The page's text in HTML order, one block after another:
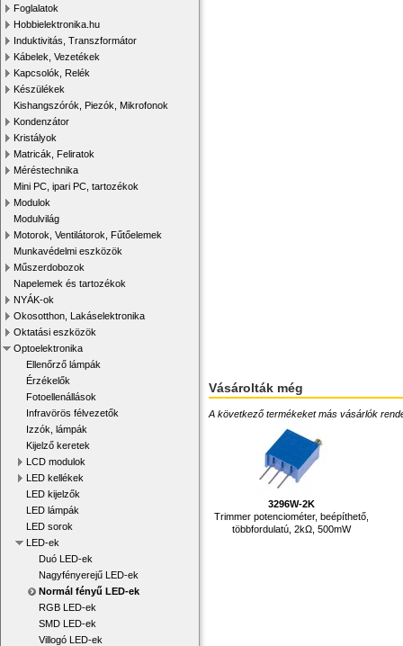
Foglalatok
Hobbielektronika.hu
Induktivitás, Transzformátor
Kábelek, Vezetékek
Kapcsolók, Relék
Készülékek
Kishangszórók, Piezók, Mikrofonok
Kondenzátor
Kristályok
Matricák, Feliratok
Méréstechnika
Mini PC, ipari PC, tartozékok
Modulok
Modulvilág
Motorok, Ventilátorok, Fűtőelemek
Munkavédelmi eszközök
Műszerdobozok
Napelemek és tartozékok
NYÁK-ok
Okosotthon, Lakáselektronika
Oktatási eszközök
Optoelektronika
Ellenőrző lámpák
Érzékelők
Fotoellenállások
Infravörös félvezetők
Izzók, lámpák
Kijelző keretek
LCD modulok
LED kellékek
LED kijelzők
LED lámpák
LED sorok
LED-ek
Duó LED-ek
Nagyfényerejű LED-ek
Normál fényű LED-ek
RGB LED-ek
SMD LED-ek
Villogó LED-ek
Vásárolták még
A következő termékeket más vásárlók
3296W-2K
Trimmer potenciométer, beépíthető,
többfordulatú, 2kΩ, 500mW